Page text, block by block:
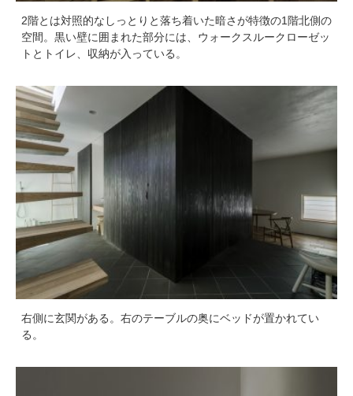
2階とは対照的なしっとりと落ち着いた暗さが特徴の1階北側の
空間。黒い壁に囲まれた部分には、ウォークスルークローゼッ
トとトイレ、収納が入っている。
右側に玄関がある。右のテーブルの奥にベッドが置かれてい
る。